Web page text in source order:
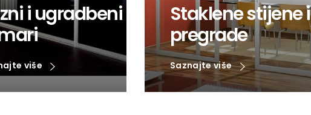
i ugradbeni
više
Staklene stijene i
pregrade
Saznajte više